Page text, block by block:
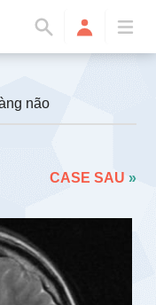
não
CASE SAU »